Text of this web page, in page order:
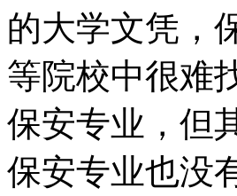
的大学文凭，
等院校中很难
保安专业，但
保安专业也没